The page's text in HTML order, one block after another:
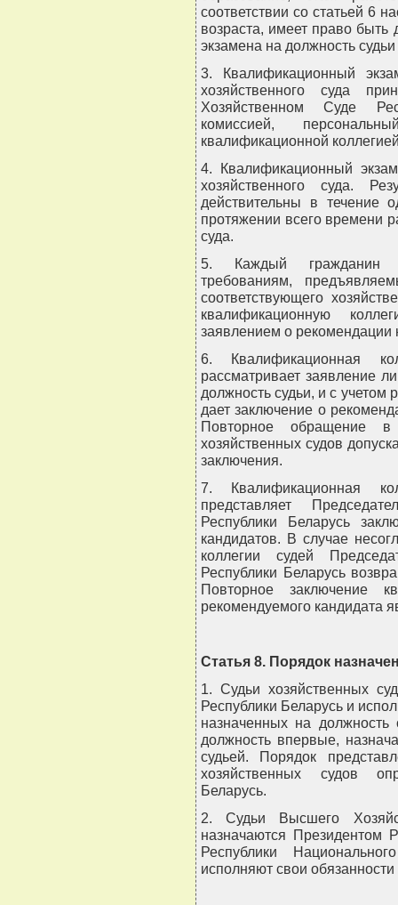
соответствии со статьей 6
возраста, имеет право
экзамена на должность
3. Квалификационный
хозяйственного суда
Хозяйственном Суде
комиссией,
квалификационной
4. Квалификационный
хозяйственного суда.
действительны в течение
протяжении всего времени
суда.
5. Каждый гражданин
требованиям,
соответствующего
квалификационную
заявлением о рекомендации
6. Квалификационная
рассматривает заявление
должность судьи, и с учетом
дает заключение о
Повторное обращение в
хозяйственных судов
заключения.
7. Квалификационная
представляет
Республики Беларусь
кандидатов. В случае
коллегии судей
Республики Беларусь
Повторное заключение
рекомендуемого кандидата
Статья 8. Порядок
1. Судьи хозяйственных
Республики Беларусь и
назначенных на
должность впервые,
судьей. Порядок
хозяйственных судов
Беларусь.
2. Судьи Высшего
назначаются Президентом
Республики
исполняют свои